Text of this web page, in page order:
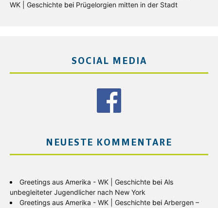
WK | Geschichte bei Prügelorgien mitten in der Stadt
SOCIAL MEDIA
NEUESTE KOMMENTARE
Greetings aus Amerika - WK | Geschichte bei Als
unbegleiteter Jugendlicher nach New York
Greetings aus Amerika - WK | Geschichte bei Arbergen –